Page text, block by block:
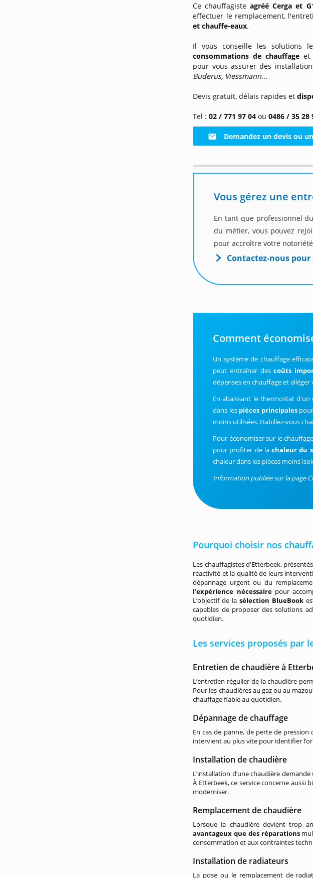
Ce chauffagiste agréé Cerga et
effectuer le remplacement,
et chauffe-eaux.
Il vous conseille les solutions
consommations de chauffageet
pour vous assurer des
Buderus, Viessmann...
Devis gratuit, délais rapides et
Tel :02 / 771 97 04 ou0486 / 35 28
Demandez un devis ou
Vous gérez une
En tant que professionnel
du métier, vous pouvez
pour accroître votre
Contactez-nous
Comment
Un système de chauffage
peut entraîner descoûts
dépenses en chauffage et alléger
En abaissant le thermostat
dans les pièces principales
moins utilisées. Habillez-vous
Pour économiser sur le
pour profiter de lachaleur du
chaleur dans les pièces moins
Information publiée sur la page
Pourquoi choisir nos
Les chauffagistes d'Etterbeek,
réactivité et la qualité de leurs
dépannage urgent ou du
l’expérience nécessairepour
L’objectif de la sélection BlueBook
capables de proposer des solutions
quotidien.
Les services proposés par
Entretien de chaudière à
L’entretien régulier de la chaudière
Pour les chaudières au gaz ou au
chauffage fiable au quotidien.
Dépannage de chauffage
En cas de panne, de perte de pression
intervient au plus vite pour identifier
Installation de chaudière
L’installation d’une chaudière
À Etterbeek, ce service concerne aussi
moderniser.
Remplacement de chaudière
Lorsque la chaudière devient trop
avantageux que des réparations
consommation et aux contraintes
Installation de radiateurs
La pose ou le remplacement de